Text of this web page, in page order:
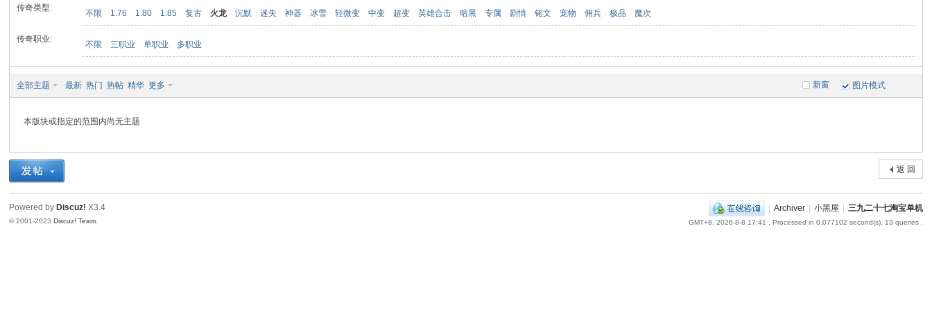
传奇类型:
不限 1.76 1.80 1.85 复古 火龙 沉默 迷失 神器 冰雪 轻微变 中变 超变 英雄合击 暗黑 专属 剧情 铭文 宠物 佣兵 极品 魔次
传奇职业:
不限 三职业 单职业 多职业
新窗
全部主题 最新 热门 热帖 精华 更多 图片模式
本版块或指定的范围内尚无主题
返 回
| Archiver | 小黑屋 | 三九二十七淘宝单机
GMT+8, 2026-8-8 17:41 , Processed in 0.077102 second(s), 13 queries .
Powered by Discuz! X3.4
© 2001-2023Discuz! Team